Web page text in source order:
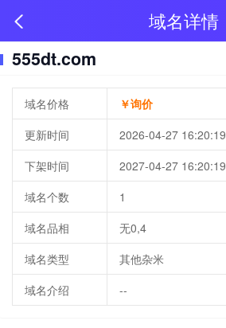
域名详情
555dt.com
域名价格
￥询价
更新时间
2026-04-27 16:20:19
下架时间
2027-04-27 16:20:19
域名个数
1
域名品相
无0,4
域名类型
其他杂米
域名介绍
--